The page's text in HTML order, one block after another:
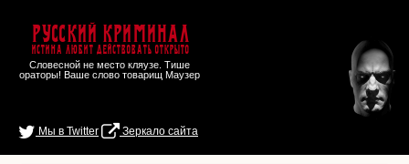
Русский Криминал
Истина любит действовать открыто
Словесной не место кляузе. Тише
ораторы! Ваше слово товарищ Маузер
Мы в Twitter Зеркало сайта